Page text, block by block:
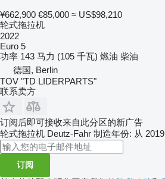
¥662,900 €85,000 ≈ US$98,210
轮式拖拉机
2022
Euro 5
功率 143 马力 (105 千瓦) 燃油 柴油
德国, Berlin
TOV "TD LIDERPARTS"
联系卖方
订阅后即可接收来自此分区的新广告
轮式拖拉机 Deutz-Fahr 制造年份: 从 2019
订阅